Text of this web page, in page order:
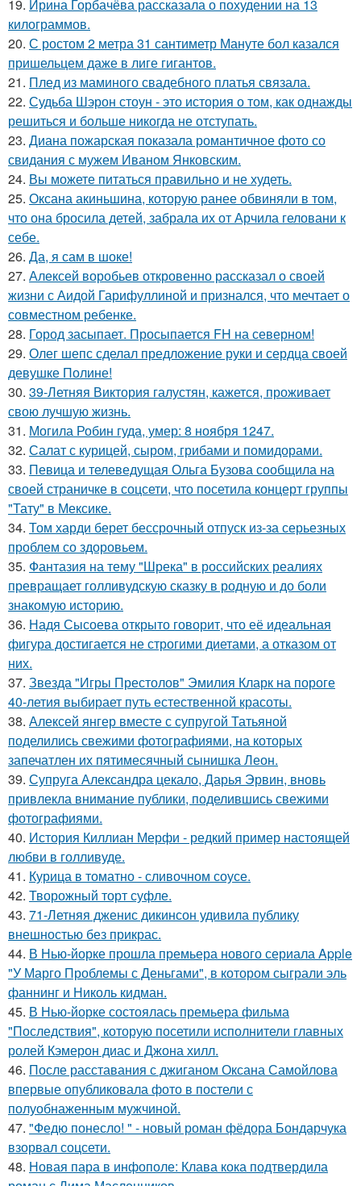
19. Ирина Горбачёва рассказала о похудении на 13
килограммов.
20. С ростом 2 метра 31 сантиметр Мануте бол казался
пришельцем даже в лиге гигантов.
21. Плед из маминого свадебного платья связала.
22. Судьба Шэрон стоун - это история о том, как однажды
решиться и больше никогда не отступать.
23. Диана пожарская показала романтичное фото со
свидания с мужем Иваном Янковским.
24. Вы можете питаться правильно и не худеть.
25. Оксана акиньшина, которую ранее обвиняли в том,
что она бросила детей, забрала их от Арчила геловани к
себе.
26. Да, я сам в шоке!
27. Алексей воробьев откровенно рассказал о своей
жизни с Аидой Гарифуллиной и признался, что мечтает о
совместном ребенке.
28. Город засыпает. Просыпается FH на северном!
29. Олег шепс сделал предложение руки и сердца своей
девушке Полине!
30. 39-Летняя Виктория галустян, кажется, проживает
свою лучшую жизнь.
31. Могила Робин гуда, умер: 8 ноября 1247.
32. Салат с курицей, сыром, грибами и помидорами.
33. Певица и телеведущая Ольга Бузова сообщила на
своей страничке в соцсети, что посетила концерт группы
"Тату" в Мексике.
34. Том харди берет бессрочный отпуск из-за серьезных
проблем со здоровьем.
35. Фантазия на тему "Шрека" в российских реалиях
превращает голливудскую сказку в родную и до боли
знакомую историю.
36. Надя Сысоева открыто говорит, что её идеальная
фигура достигается не строгими диетами, а отказом от
них.
37. Звезда "Игры Престолов" Эмилия Кларк на пороге
40-летия выбирает путь естественной красоты.
38. Алексей янгер вместе с супругой Татьяной
поделились свежими фотографиями, на которых
запечатлен их пятимесячный сынишка Леон.
39. Супруга Александра цекало, Дарья Эрвин, вновь
привлекла внимание публики, поделившись свежими
фотографиями.
40. История Киллиан Мерфи - редкий пример настоящей
любви в голливуде.
41. Курица в томатно - сливочном соусе.
42. Творожный торт суфле.
43. 71-Летняя дженис дикинсон удивила публику
внешностью без прикрас.
44. В Нью-йорке прошла премьера нового сериала Apple
"У Марго Проблемы с Деньгами", в котором сыграли эль
фаннинг и Николь кидман.
45. В Нью-йорке состоялась премьера фильма
"Последствия", которую посетили исполнители главных
ролей Кэмерон диас и Джона хилл.
46. После расставания с джиганом Оксана Самойлова
впервые опубликовала фото в постели с
полуобнаженным мужчиной.
47. "Федю понесло! " - новый роман фёдора Бондарчука
взорвал соцсети.
48. Новая пара в инфополе: Клава кока подтвердила